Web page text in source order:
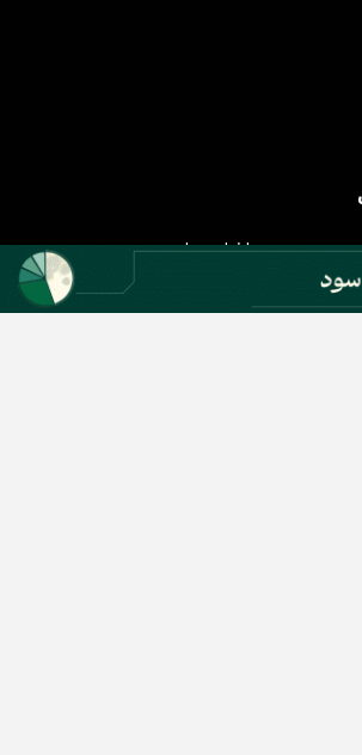
اخبار سیاسی
اخبار تکنولوژی